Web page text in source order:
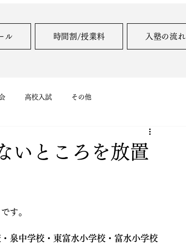
ル 時間割/授業料 入塾の流れ
高校入試 その他
いところを放置
です。
泉中学校・東富水小学校・富水小学校